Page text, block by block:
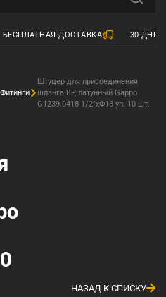
БЕСПЛАТНАЯ ДОСТАВКА 30
Фитинги
Штуцер для присоединения
шланга ВР, латунный Gappo
G1239.0418 1/2"xФ18 уп. 10 шт.
НАЗАД К СПИСКУ